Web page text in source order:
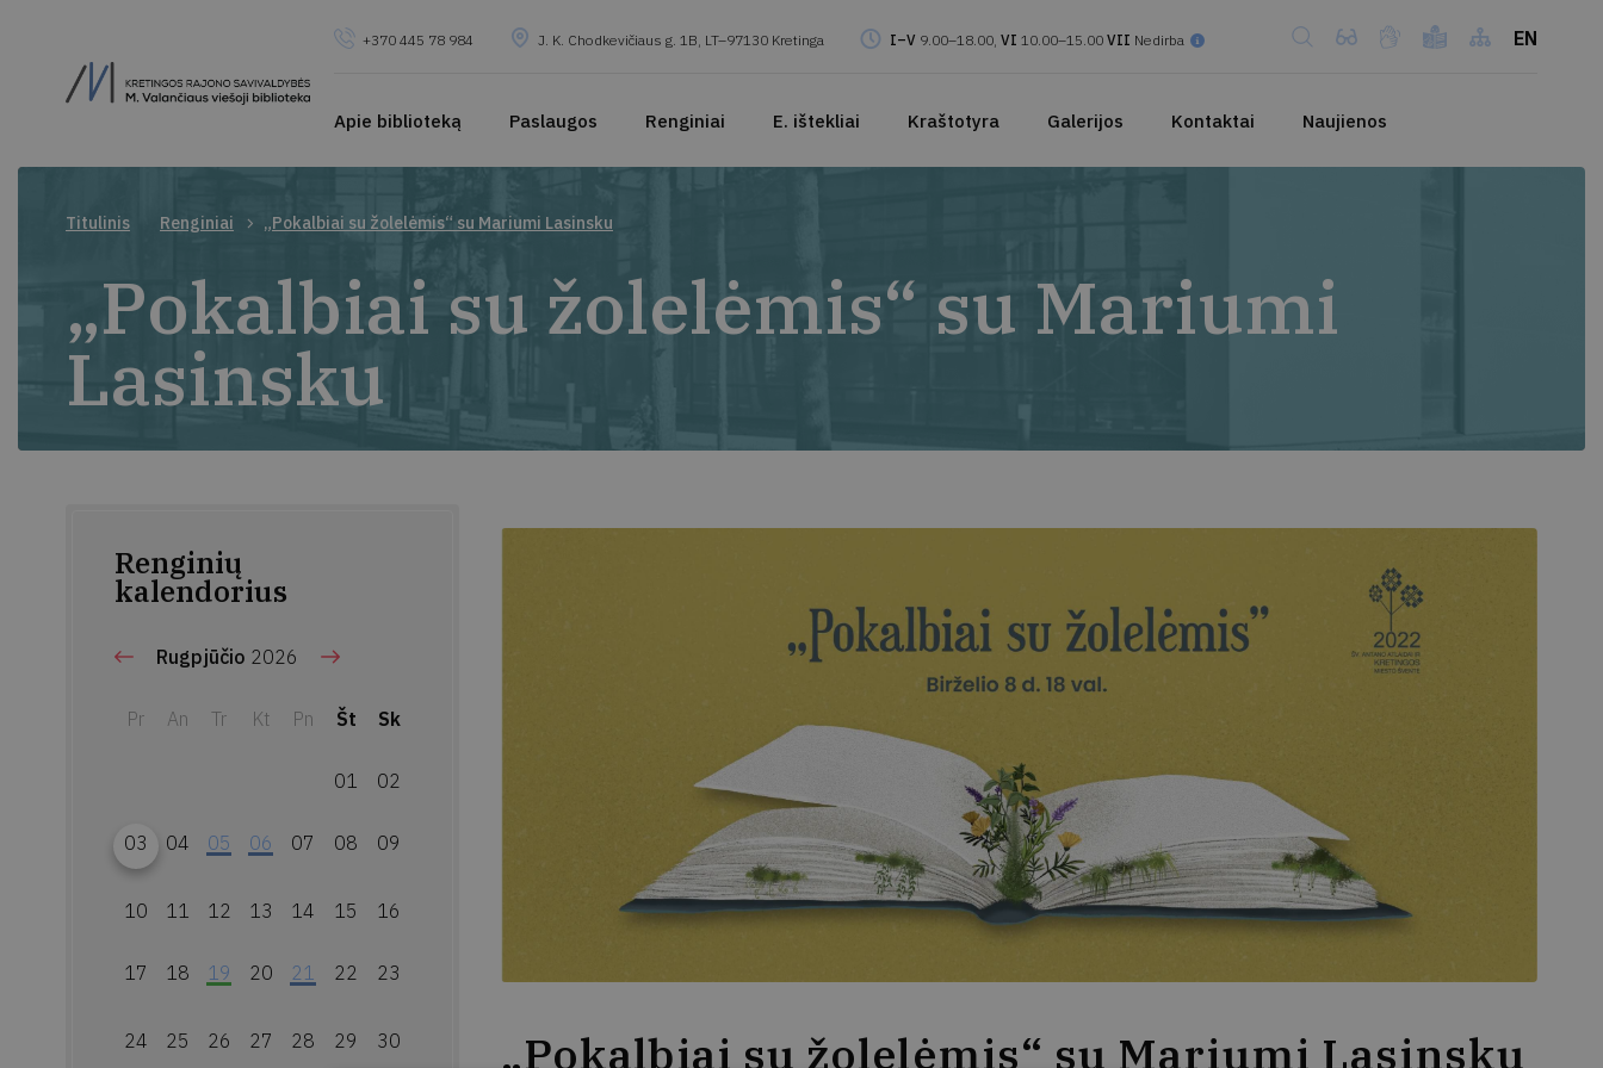
+370 445 78 984 J. K. Chodkevičiaus g. 1B, LT–97130 Kretinga I–V 9.00–18.00, VI 10.00–15.00 VII Nedirba EN
Apie biblioteką Paslaugos Renginiai E. ištekliai Kraštotyra Galerijos Kontaktai Naujienos
Titulinis Renginiai „Pokalbiai su žolelėmis“ su Mariumi Lasinsku
„Pokalbiai su žolelėmis“ su Mariumi
Lasinsku
Renginių
kalendorius
Rugpjūčio 2026
Pr An Tr Kt Pn Št Sk
01 02
03 04 05 06 07 08 09
10 11 12 13 14 15 16
17 18 19 20 21 22 23
24 25 26 27 28 29 30 „Pokalbiai su žolelėmis“ su Mariumi Lasinsku